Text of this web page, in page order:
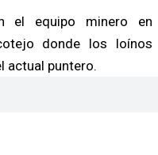
el equipo minero en
donde los loínos
actual puntero.